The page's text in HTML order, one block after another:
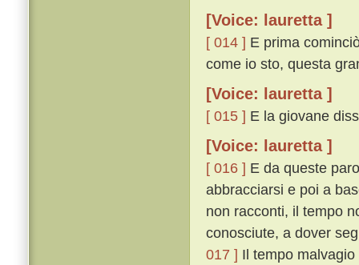
[Voice: lauretta ]
[ 014 ] E prima
come io sto, questa
[Voice: lauretta ]
[ 015 ] E la giovane
[Voice: lauretta ]
[ 016 ] E da queste
abbracciarsi e poi a
non racconti, il tempo
conosciute, a dover
017 ] Il tempo